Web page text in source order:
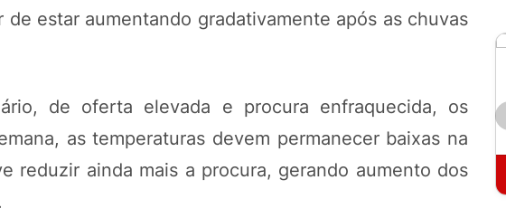
estar aumentando gradativamente após as chuvas
de oferta elevada e procura enfraquecida, os
as temperaturas devem permanecer baixas na
reduzir ainda mais a procura, gerando aumento dos
Orgânico 1 LT
COMPRAR